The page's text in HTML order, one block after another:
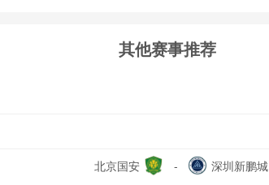
其他赛事推荐
北京国安 - 深圳新鹏城